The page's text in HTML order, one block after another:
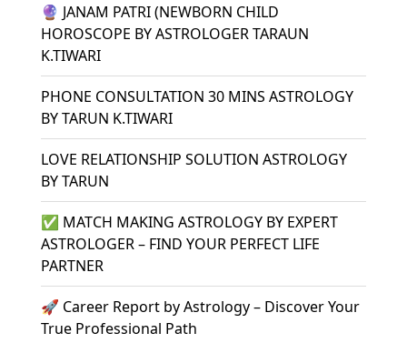
🔮 JANAM PATRI (NEWBORN CHILD
HOROSCOPE BY ASTROLOGER TARAUN
K.TIWARI
PHONE CONSULTATION 30 MINS ASTROLOGY
BY TARUN K.TIWARI
LOVE RELATIONSHIP SOLUTION ASTROLOGY
BY TARUN
✅ MATCH MAKING ASTROLOGY BY EXPERT
ASTROLOGER – FIND YOUR PERFECT LIFE
PARTNER
🚀 Career Report by Astrology – Discover Your
True Professional Path